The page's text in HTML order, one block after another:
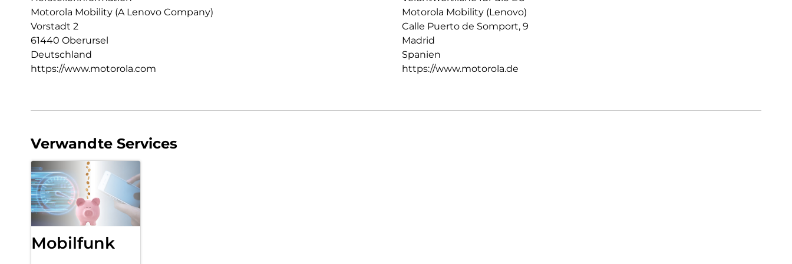
Motorola Mobility (A Lenovo Company)
Vorstadt 2
61440 Oberursel
Deutschland
https://www.motorola.com
Motorola Mobility (Lenovo)
Calle Puerto de Somport, 9
Madrid
Spanien
https://www.motorola.de
Verwandte Services
Mobilfunk